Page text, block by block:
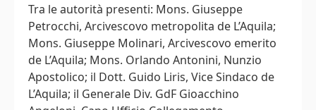
Tra le autorità presenti: Mons. Giuseppe
Petrocchi, Arcivescovo metropolita de L’Aquila;
Mons. Giuseppe Molinari, Arcivescovo emerito
de L’Aquila; Mons. Orlando Antonini, Nunzio
Apostolico; il Dott. Guido Liris, Vice Sindaco de
L’Aquila; il Generale Div. GdF Gioacchino